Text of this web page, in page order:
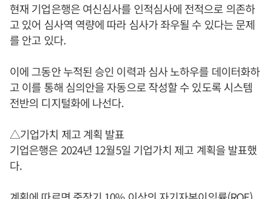
현재 기업은행은 여신심사를 인적심사에 전적으로 의존하
고 있어 심사역 역량에 따라 심사가 좌우될 수 있다는 문제
를 안고 있다.
이에 그동안 누적된 승인 이력과 심사 노하우를 데이터화하
고 이를 통해 심의안을 자동으로 작성할 수 있도록 시스템
전반의 디지털화에 나선다.
△기업가치 제고 계획 발표
기업은행은 2024년 12월5일 기업가치 제고 계획을 발표했
다.